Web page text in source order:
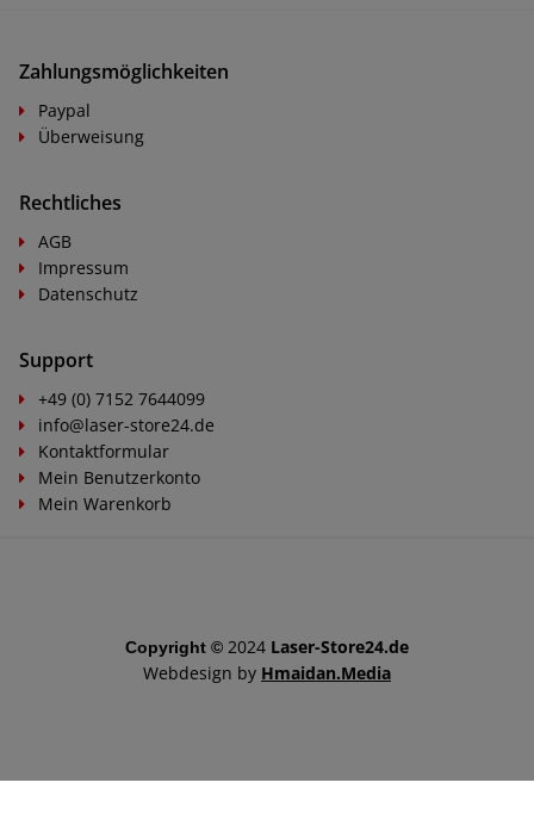
Support
+49 (0) 7152 7644099
info@laser-store24.de
Kontaktformular
Mein Benutzerkonto
Mein Warenkorb
Rechtliches
AGB
Impressum
Datenschutz
Zahlungsmöglichkeiten
Paypal
Überweisung
Copyright © 2024 Laser-Store24.de
Webdesign by Hmaidan.Media